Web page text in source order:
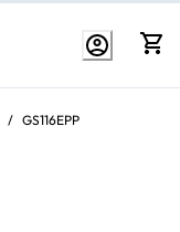
/ GS116EPP